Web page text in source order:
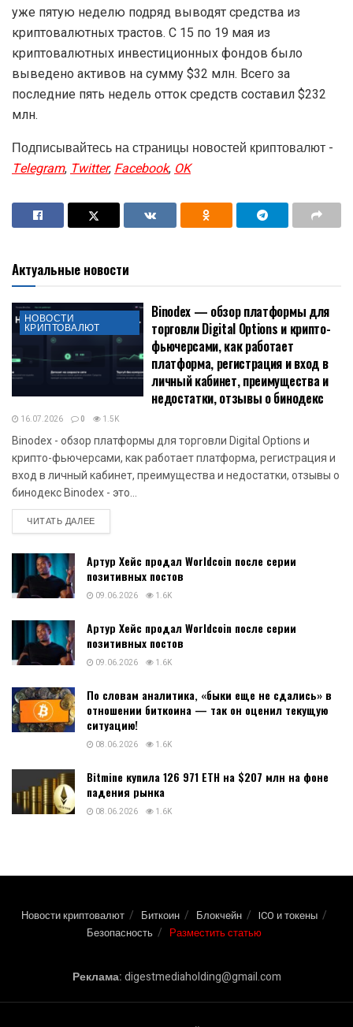
уже пятую неделю подряд выводят средства из
криптовалютных трастов. С 15 по 19 мая из
криптовалютных инвестиционных фондов было
выведено активов на сумму $32 млн. Всего за
последние пять недель отток средств составил $232
млн.
Подписывайтесь на страницы новостей криптовалют -
Telegram,Twitter,Facebook,OK
Актуальные новости
НОВОСТИ
КРИПТОВАЛЮТ
Binodex — обзор платформы для
торговли Digital Options и крипто-
фьючерсами, как работает
платформа, регистрация и вход в
личный кабинет, преимущества и
недостатки, отзывы о бинодекс
16.07.2026 0 1.5K
Binodex - обзор платформы для торговли Digital Options и
крипто-фьючерсами, как работает платформа, регистрация и
вход в личный кабинет, преимущества и недостатки, отзывы о
бинодекс Binodex - это...
ЧИТАТЬ ДАЛЕЕDETAILS
Артур Хейс продал Worldcoin после серии
позитивных постов
09.06.2026 1.6K
Артур Хейс продал Worldcoin после серии
позитивных постов
09.06.2026 1.6K
По словам аналитика, «быки еще не сдались» в
отношении биткоина — так он оценил текущую
ситуацию!
08.06.2026 1.6K
Bitmine купила 126 971 ETH на $207 млн на фоне
падения рынка
08.06.2026 1.6K
Новости криптовалют Биткоин Блокчейн
ICO и токены
Безопасность
Разместить статью
Реклама:digestmediaholding@gmail.com